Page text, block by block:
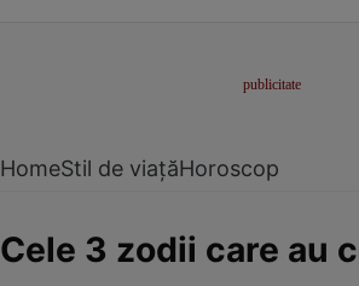
HomeStil de viațăHoroscop
Cele 3 zodii care au